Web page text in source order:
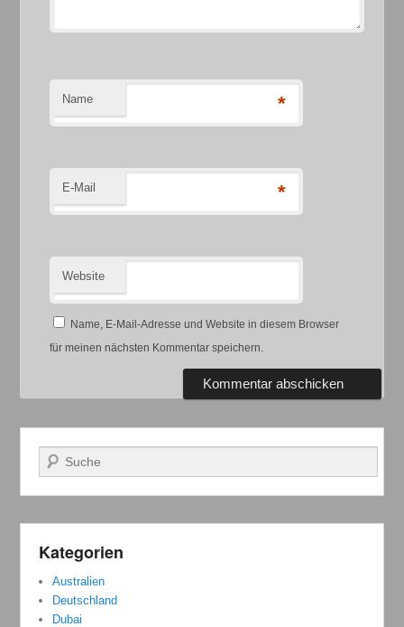
Name *
E-Mail *
Website
Name, E-Mail-Adresse und Website in diesem Browser
für meinen nächsten Kommentar speichern.
Suchen
Kategorien
Australien
Deutschland
Dubai